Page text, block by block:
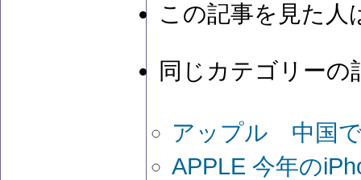
この記事を見た人
同じカテゴリーの
アップル 中国
APPLE 今年の